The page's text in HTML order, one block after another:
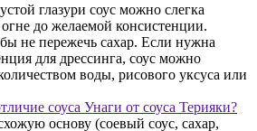
глазури соус можно слегка
до желаемой консистенции.
не пережечь сахар. Если нужна
для дрессинга, соус можно
воды, рисового уксуса или
соуса Унаги от соуса Терияки?
основу (соевый соус, сахар,